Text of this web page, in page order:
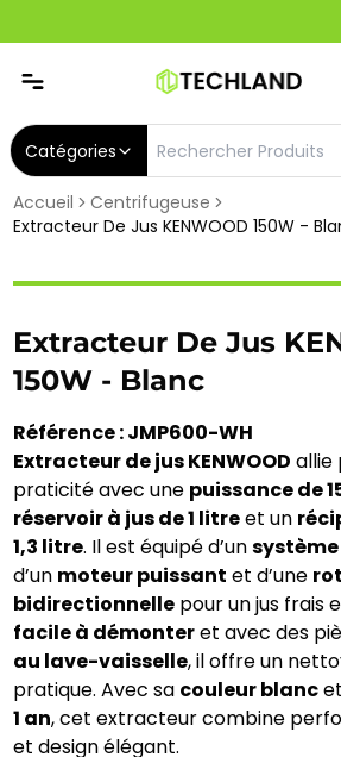
Catégories
Accueil
Centrifugeuse
Extracteur De Jus KENWOOD 150W -
Extracteur De Jus
150W - Blanc
Référence : JMP600-WH
Extracteur de jus KENWOOD allie
praticité avec une puissance de
réservoir à jus de 1 litreet un
1,3 litre. Il est équipé d’un
d’un moteur puissant et d’une
bidirectionnelle pour un jus frais
facile à démonteret avec des
au lave-vaisselle, il offre un
pratique. Avec sa couleur blanc
1 an, cet extracteur combine
et design élégant.